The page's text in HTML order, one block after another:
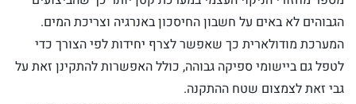
הגבוהים לא באים על חשבון החיסכון באנרגיה וצריכת המים.
המערכת מודולארית כך שאפשר לצרף יחידות לפי הצורך כדי
לטפל גם ביישומי ספיקה גבוהה, כולל האפשרות להתקינן זאת על
גבי זאת לצמצום שטח ההתקנה.